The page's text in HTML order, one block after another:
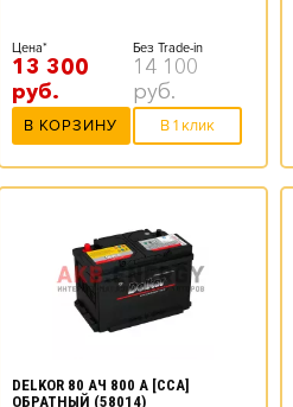
Цена*
13 300
руб.
Без Trade-in
14 100
руб.
В КОРЗИНУ В 1 клик
DELKOR 80 АЧ 800 А [CCA]
ОБРАТНЫЙ (58014)